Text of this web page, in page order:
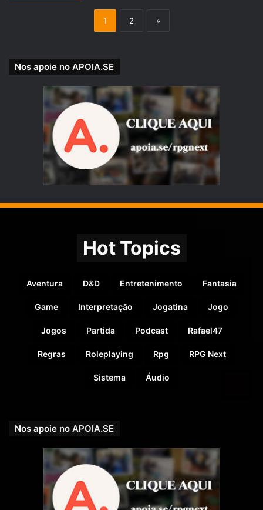
1 2 »
Nos apoie no APOIA.SE
Hot Topics
Aventura D&D Entretenimento Fantasia
Game Interpretação Jogatina Jogo
Jogos Partida Podcast Rafael47
Regras Roleplaying Rpg RPG Next
Sistema Áudio
Nos apoie no APOIA.SE